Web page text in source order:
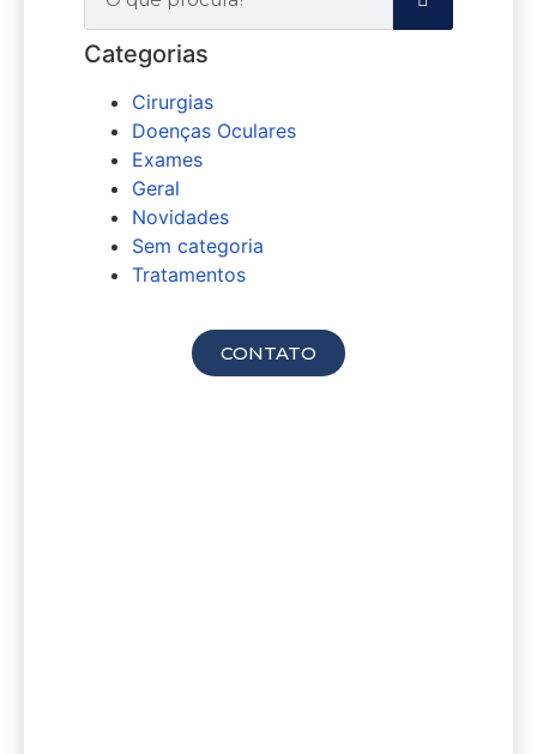
Categorias
Cirurgias
Doenças Oculares
Exames
Geral
Novidades
Sem categoria
Tratamentos
CONTATO